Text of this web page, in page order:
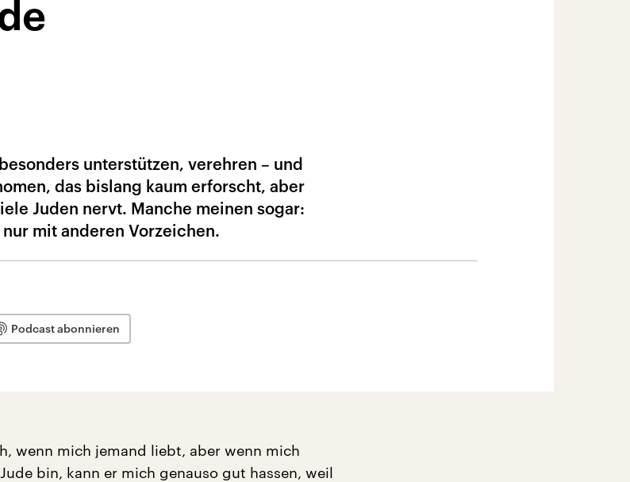
unterstützen, verehren – und
das bislang kaum erforscht, aber
Juden nervt. Manche meinen sogar:
mit anderen Vorzeichen.
Podcast abonnieren
wenn mich jemand liebt, aber wenn mich
bin, kann er mich genauso gut hassen, weil